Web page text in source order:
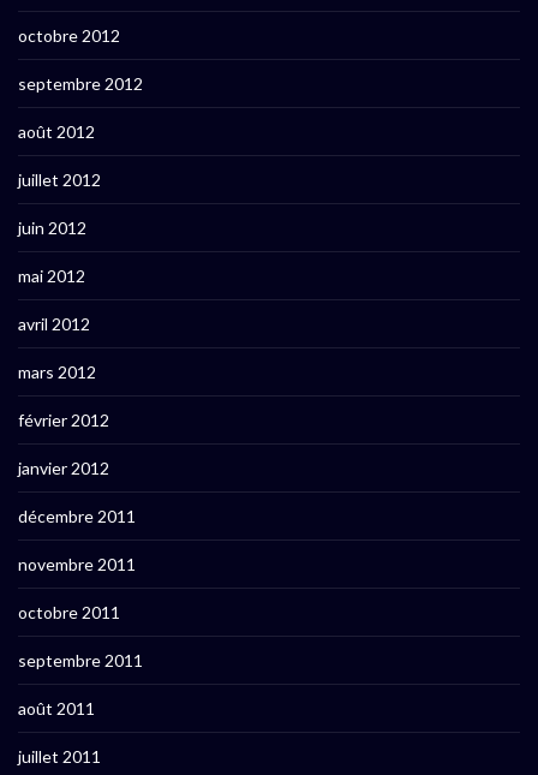
octobre 2012
septembre 2012
août 2012
juillet 2012
juin 2012
mai 2012
avril 2012
mars 2012
février 2012
janvier 2012
décembre 2011
novembre 2011
octobre 2011
septembre 2011
août 2011
juillet 2011